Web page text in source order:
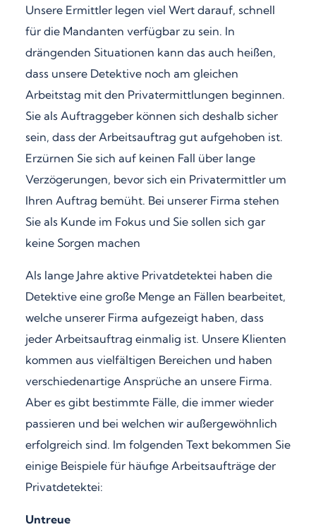
Unsere Ermittler legen viel Wert darauf, schnell
für die Mandanten verfügbar zu sein. In
drängenden Situationen kann das auch heißen,
dass unsere Detektive noch am gleichen
Arbeitstag mit den Privatermittlungen beginnen.
Sie als Auftraggeber können sich deshalb sicher
sein, dass der Arbeitsauftrag gut aufgehoben ist.
Erzürnen Sie sich auf keinen Fall über lange
Verzögerungen, bevor sich ein Privatermittler um
Ihren Auftrag bemüht. Bei unserer Firma stehen
Sie als Kunde im Fokus und Sie sollen sich gar
keine Sorgen machen
Als lange Jahre aktive Privatdetektei haben die
Detektive eine große Menge an Fällen bearbeitet,
welche unserer Firma aufgezeigt haben, dass
jeder Arbeitsauftrag einmalig ist. Unsere Klienten
kommen aus vielfältigen Bereichen und haben
verschiedenartige Ansprüche an unsere Firma.
Aber es gibt bestimmte Fälle, die immer wieder
passieren und bei welchen wir außergewöhnlich
erfolgreich sind. Im folgenden Text bekommen Sie
einige Beispiele für häufige Arbeitsaufträge der
Privatdetektei:
Untreue